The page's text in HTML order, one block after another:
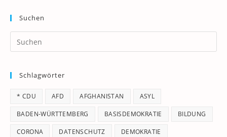
Suchen
Schlagwörter
* CDU AFD AFGHANISTAN ASYL
BADEN-WÜRTTEMBERG BASISDEMOKRATIE BILDUNG
CORONA DATENSCHUTZ DEMOKRATIE